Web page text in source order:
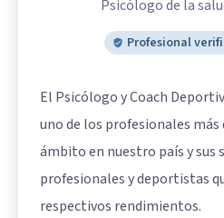
Psicólogo de la
Profesional
El Psicólogo y Coach
uno de los profesionales más
ámbito en nuestro país y sus
profesionales y deportistas
respectivos rendimientos.